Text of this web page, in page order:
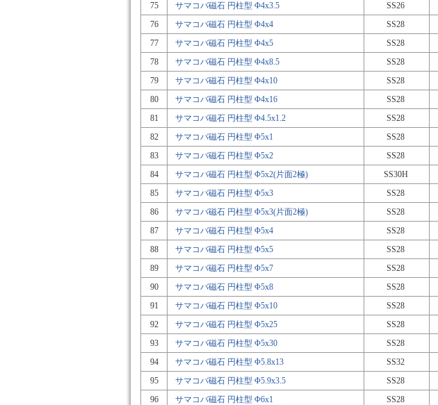
75
サマコバ磁石 円柱型 Φ4x3.5 SS26
76
サマコバ磁石 円柱型 Φ4x4 SS28
77
サマコバ磁石 円柱型 Φ4x5 SS28
78
サマコバ磁石 円柱型 Φ4x8.5 SS28
79
サマコバ磁石 円柱型 Φ4x10 SS28
80
サマコバ磁石 円柱型 Φ4x16 SS28
81
サマコバ磁石 円柱型 Φ4.5x1.2 SS28
82
サマコバ磁石 円柱型 Φ5x1 SS28
83
サマコバ磁石 円柱型 Φ5x2 SS28
84
サマコバ磁石 円柱型 Φ5x2(片面2極) SS30H
85
サマコバ磁石 円柱型 Φ5x3 SS28
86
サマコバ磁石 円柱型 Φ5x3(片面2極) SS28
87
サマコバ磁石 円柱型 Φ5x4 SS28
88
サマコバ磁石 円柱型 Φ5x5 SS28
89
サマコバ磁石 円柱型 Φ5x7 SS28
90
サマコバ磁石 円柱型 Φ5x8 SS28
91
サマコバ磁石 円柱型 Φ5x10 SS28
92
サマコバ磁石 円柱型 Φ5x25 SS28
93
サマコバ磁石 円柱型 Φ5x30 SS28
94
サマコバ磁石 円柱型 Φ5.8x13 SS32
95
サマコバ磁石 円柱型 Φ5.9x3.5 SS28
96
サマコバ磁石 円柱型 Φ6x1 SS28